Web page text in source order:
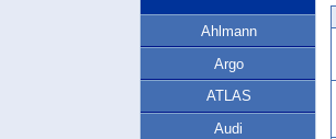
Ahlmann
Argo
ATLAS
Audi